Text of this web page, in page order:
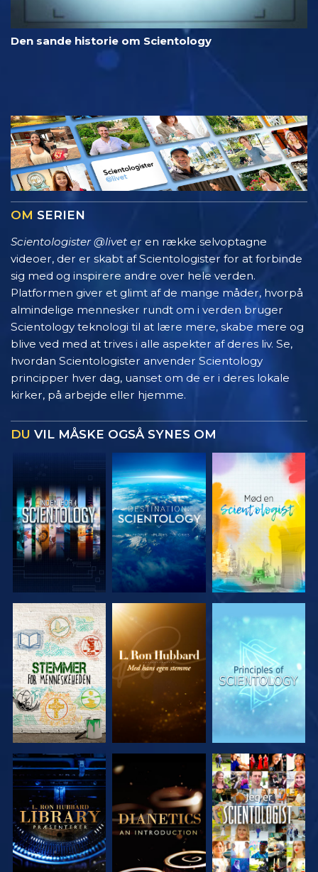
Den sande historie om Scientology
OM SERIEN
Scientologister @livet er en række selvoptagne
videoer, der er skabt af Scientologister for at forbinde
sig med og inspirere andre over hele verden.
Platformen giver et glimt af de mange måder, hvorpå
almindelige mennesker rundt om i verden bruger
Scientology teknologi til at lære mere, skabe mere og
blive ved med at trives i alle aspekter af deres liv. Se,
hvordan Scientologister anvender Scientology
principper hver dag, uanset om de er i deres lokale
kirker, på arbejde eller hjemme.
DU VIL MÅSKE OGSÅ SYNES OM
UDFORSK
SERIEN
UDFORSK
SERIEN
UDFORSK
SERIEN
UDFORSK
SERIEN
UDFORSK
SERIEN
SE